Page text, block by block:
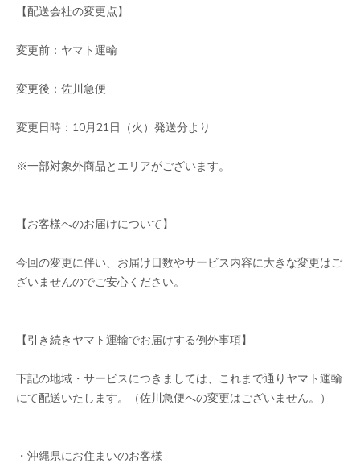
【配送会社の変更点】
変更前：ヤマト運輸
変更後：佐川急便
変更日時：10月21日（火）発送分より
※一部対象外商品とエリアがございます。
【お客様へのお届けについて】
今回の変更に伴い、お届け日数やサービス内容に大きな変更はご
ざいませんのでご安心ください。
【引き続きヤマト運輸でお届けする例外事項】
下記の地域・サービスにつきましては、これまで通りヤマト運輸
にて配送いたします。（佐川急便への変更はございません。）
・沖縄県にお住まいのお客様